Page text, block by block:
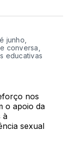
junho,
conversa,
educativas
nos
o apoio da
à
sexual